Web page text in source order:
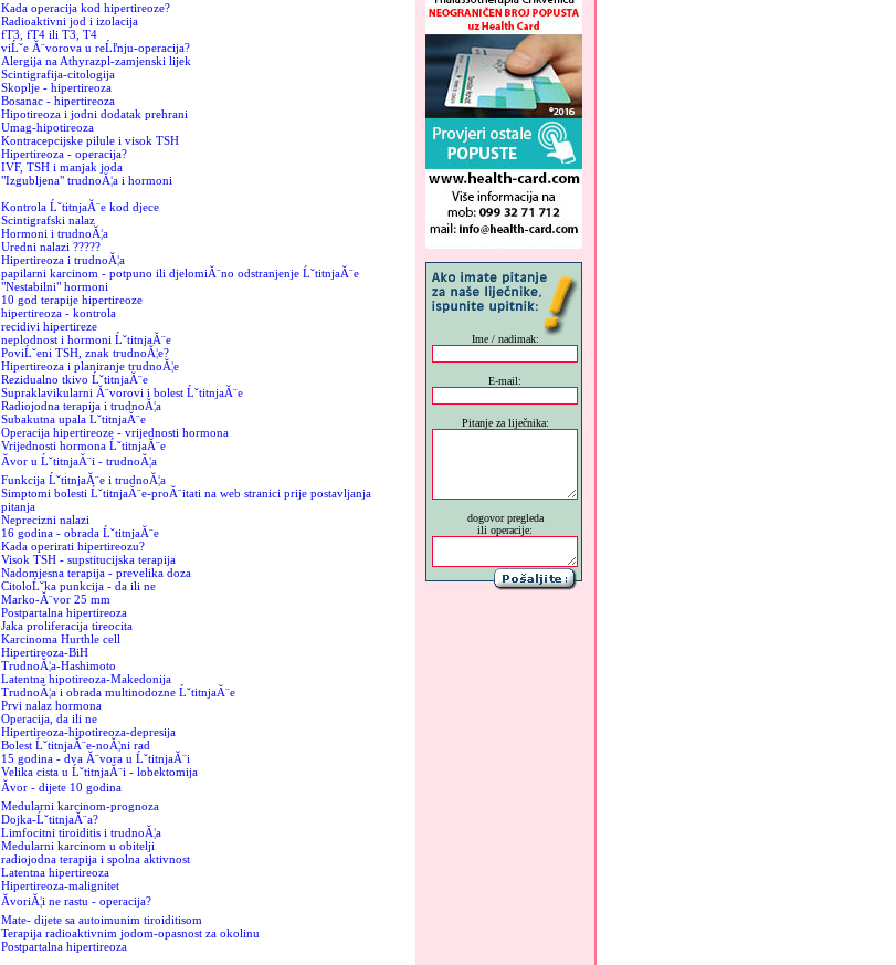
Kada operacija kod hipertireoze?
Radioaktivni jod i izolacija
fT3, fT4 ili T3, T4
viĹˇe Ă¨vorova u reĹľnju-operacija?
Alergija na Athyrazpl-zamjenski lijek
Scintigrafija-citologija
Skoplje - hipertireoza
Bosanac - hipertireoza
Hipotireoza i jodni dodatak prehrani
Umag-hipotireoza
Kontracepcijske pilule i visok TSH
Hipertireoza - operacija?
IVF, TSH i manjak joda
"Izgubljena" trudnoĂ¦a i hormoni
Kontrola ĹˇtitnjaĂ¨e kod djece
Scintigrafski nalaz
Hormoni i trudnoĂ¦a
Uredni nalazi ?????
Hipertireoza i trudnoĂ¦a
papilarni karcinom - potpuno ili djelomiĂ¨no odstranjenje ĹˇtitnjaĂ¨e
"Nestabilni" hormoni
10 god terapije hipertireoze
hipertireoza - kontrola
recidivi hipertireze
neplodnost i hormoni ĹˇtitnjaĂ¨e
PoviĹˇeni TSH, znak trudnoĂ¦e?
Hipertireoza i planiranje trudnoĂ¦e
Rezidualno tkivo ĹˇtitnjaĂ¨e
Supraklavikularni Ă¨vorovi i bolest ĹˇtitnjaĂ¨e
Radiojodna terapija i trudnoĂ¦a
Subakutna upala ĹˇtitnjaĂ¨e
Operacija hipertireoze - vrijednosti hormona
Vrijednosti hormona ĹˇtitnjaĂ¨e
Ăvor u ĹˇtitnjaĂ¨i - trudnoĂ¦a
Funkcija ĹˇtitnjaĂ¨e i trudnoĂ¦a
Simptomi bolesti ĹˇtitnjaĂ¨e-proĂ¨itati na web stranici prije postavljanja
pitanja
Neprecizni nalazi
16 godina - obrada ĹˇtitnjaĂ¨e
Kada operirati hipertireozu?
Visok TSH - supstitucijska terapija
Nadomjesna terapija - prevelika doza
CitoloĹˇka punkcija - da ili ne
Marko-Ă¨vor 25 mm
Postpartalna hipertireoza
Jaka proliferacija tireocita
Karcinoma Hurthle cell
Hipertireoza-BiH
TrudnoĂ¦a-Hashimoto
Latentna hipotireoza-Makedonija
TrudnoĂ¦a i obrada multinodozne ĹˇtitnjaĂ¨e
Prvi nalaz hormona
Operacija, da ili ne
Hipertireoza-hipotireoza-depresija
Bolest ĹˇtitnjaĂ¨e-noĂ¦ni rad
15 godina - dva Ă¨vora u ĹˇtitnjaĂ¨i
Velika cista u ĹˇtitnjaĂ¨i - lobektomija
Ăvor - dijete 10 godina
Medularni karcinom-prognoza
Dojka-ĹˇtitnjaĂ¨a?
Limfocitni tiroiditis i trudnoĂ¦a
Medularni karcinom u obitelji
radiojodna terapija i spolna aktivnost
Latentna hipertireoza
Hipertireoza-malignitet
ĂvoriĂ¦i ne rastu - operacija?
Mate- dijete sa autoimunim tiroiditisom
Terapija radioaktivnim jodom-opasnost za okolinu
Postpartalna hipertireoza
Ime / nadimak:
E-mail:
Pitanje za liječnika:
dogovor pregleda
ili operacije: